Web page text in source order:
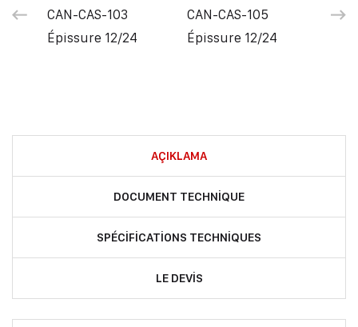
CAN-CAS-103
Épissure 12/24
CAN-CAS-105
Épissure 12/24
AÇIKLAMA
DOCUMENT TECHNIQUE
SPÉCIFICATIONS TECHNIQUES
LE DEVIS